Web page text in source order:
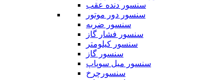
سنسور دنده عقب
سنسور دور موتور
سنسور ضربه
سنسور فشار گاز
سنسور کیلومتر
سنسور گاز
سنسور میل سوپاپ
سنسورچرخ